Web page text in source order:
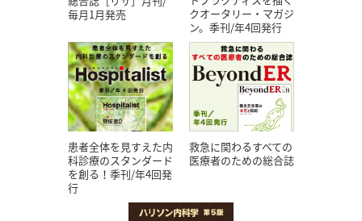
毎月1月発売
クオータリー・マガジ
ン。季刊/年4回発行
患者全体を見すえた内
科診療のスタンダード
を創る！季刊/年4回発
行
救急に関わるすべての
医療者のための総合誌